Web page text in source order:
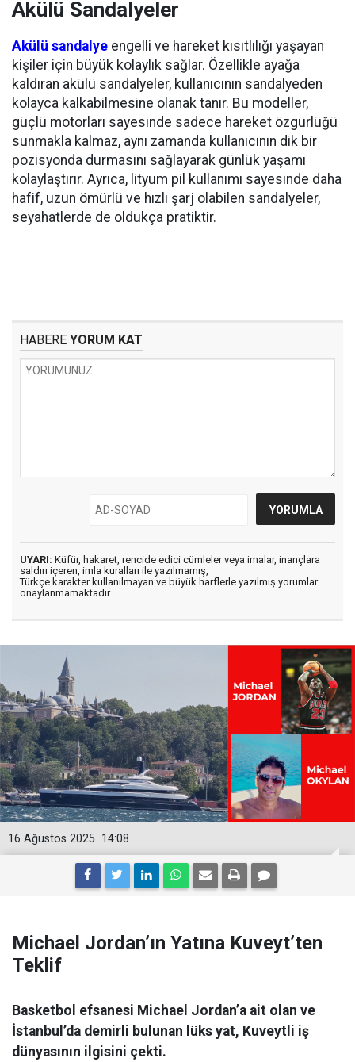
Akülü Sandalyeler
Akülü sandalye engelli ve hareket kısıtlılığı yaşayan
kişiler için büyük kolaylık sağlar. Özellikle ayağa
kaldıran akülü sandalyeler, kullanıcının sandalyeden
kolayca kalkabilmesine olanak tanır. Bu modeller,
güçlü motorları sayesinde sadece hareket özgürlüğü
sunmakla kalmaz, aynı zamanda kullanıcının dik bir
pozisyonda durmasını sağlayarak günlük yaşamı
kolaylaştırır. Ayrıca, lityum pil kullanımı sayesinde daha
hafif, uzun ömürlü ve hızlı şarj olabilen sandalyeler,
seyahatlerde de oldukça pratiktir.
HABERE YORUM KAT
UYARI: Küfür, hakaret, rencide edici cümleler veya imalar, inançlara
saldırı içeren, imla kuralları ile yazılmamış,
Türkçe karakter kullanılmayan ve büyük harflerle yazılmış yorumlar
onaylanmamaktadır.
14:08
16 Ağustos 2025
Michael Jordan’ın Yatına Kuveyt’ten
Teklif
Basketbol efsanesi Michael Jordan’a ait olan ve
İstanbul’da demirli bulunan lüks yat, Kuveytli iş
dünyasının ilgisini çekti.